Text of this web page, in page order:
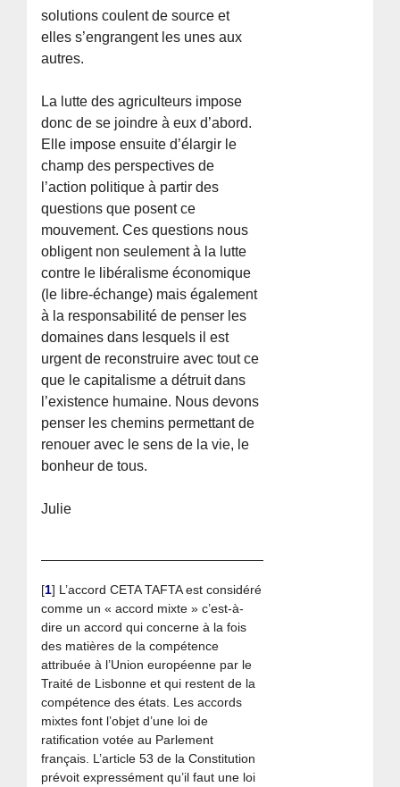
solutions coulent de source et
elles s’engrangent les unes aux
autres.
La lutte des agriculteurs impose
donc de se joindre à eux d’abord.
Elle impose ensuite d’élargir le
champ des perspectives de
l’action politique à partir des
questions que posent ce
mouvement. Ces questions nous
obligent non seulement à la lutte
contre le libéralisme économique
(le libre-échange) mais également
à la responsabilité de penser les
domaines dans lesquels il est
urgent de reconstruire avec tout ce
que le capitalisme a détruit dans
l’existence humaine. Nous devons
penser les chemins permettant de
renouer avec le sens de la vie, le
bonheur de tous.
Julie
[1] L’accord CETA TAFTA est considéré
comme un « accord mixte » c’est-à-
dire un accord qui concerne à la fois
des matières de la compétence
attribuée à l’Union européenne par le
Traité de Lisbonne et qui restent de la
compétence des états. Les accords
mixtes font l’objet d’une loi de
ratification votée au Parlement
français. L’article 53 de la Constitution
prévoit expressément qu’il faut une loi